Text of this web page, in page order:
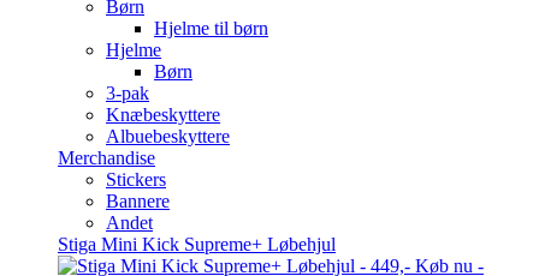
Børn
Hjelme til børn
Hjelme
Børn
3-pak
Knæbeskyttere
Albuebeskyttere
Merchandise
Stickers
Bannere
Andet
Stiga Mini Kick Supreme+ Løbehjul